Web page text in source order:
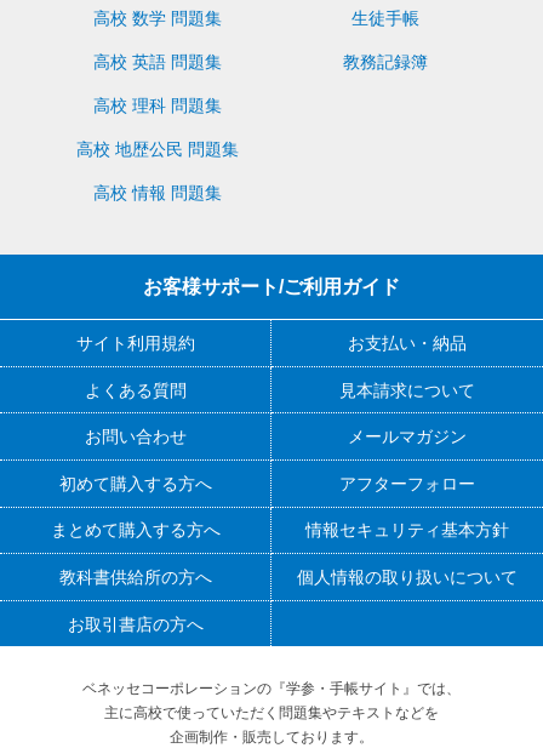
高校 数学 問題集
高校 英語 問題集
高校 理科 問題集
高校 地歴公民 問題集
高校 情報 問題集
生徒手帳
教務記録簿
お客様サポート/ご利用ガイド
サイト利用規約 お支払い・納品
よくある質問 見本請求について
お問い合わせ メールマガジン
初めて購入する方へ アフターフォロー
まとめて購入する方へ 情報セキュリティ基本方針
教科書供給所の方へ 個人情報の取り扱いについて
お取引書店の方へ
ベネッセコーポレーションの『学参・手帳サイト』 では、
主に高校で使っていただく問題集やテキストなどを
企画制作・販売しております。